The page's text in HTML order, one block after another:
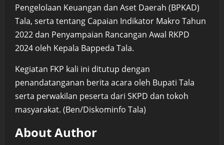
Pengelolaan Keuangan dan Aset Daerah (BPKAD)
Tala, serta tentang Capaian Indikator Makro Tahun
2022 dan Penyampaian Rancangan Awal RKPD
2024 oleh Kepala Bappeda Tala.
Kegiatan FKP kali ini ditutup dengan
penandatanganan berita acara oleh Bupati Tala
serta perwakilan peserta dari SKPD dan tokoh
masyarakat. (Ben/Diskominfo Tala)
About Author